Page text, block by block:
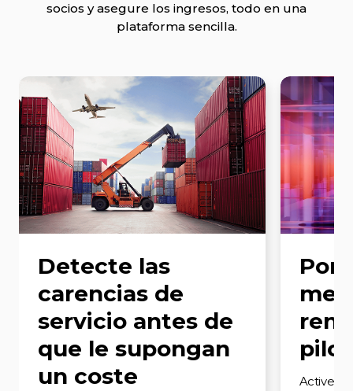
socios y asegure los ingresos, todo en una
plataforma sencilla.
Detecte las
carencias de
servicio antes de
que le supongan
un coste
Active